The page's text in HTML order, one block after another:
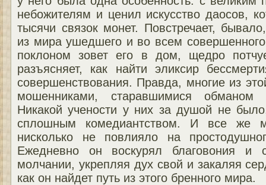
небожителям и ценил искусство даосов,
тысячи связок монет. Повстречает,
из мира ушедшего и во всем
поклоном зовет его в дом, щедро
разъясняет, как найти эликсир
совершенствования. Правда, многие из
мошенниками, старавшимися обманом
Никакой учености у них за душой не
сплошным комедиантством. И все же
нисколько не повлияло на
Ежедневно он воскурял благовония и
молчании, укрепляя дух свой и закаляя
как он найдет путь из этого бренного мира.